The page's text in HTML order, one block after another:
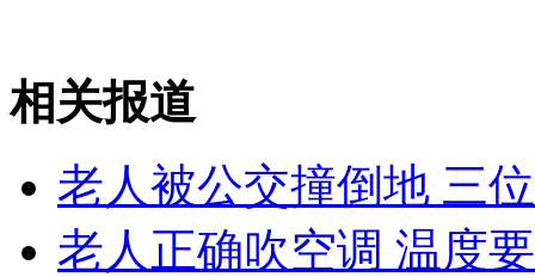
山西运城恶犬咬伤多人 警民合力深夜将其击毙
女孩北京地铁殴打老人 痛下狠手拳打脚踢
相关报道
老人被公交撞倒地 三
老人正确吹空调 温度